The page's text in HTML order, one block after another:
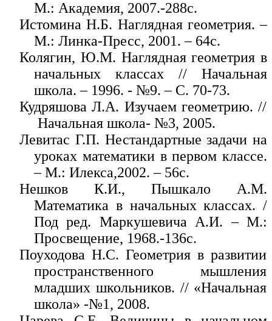
М.: Академия, 2007.-288с.
Истомина Н.Б. Наглядная геометрия. –
М.: Линка-Пресс, 2001. – 64с.
Колягин, Ю.М. Наглядная геометрия в
начальных классах // Начальная
школа. – 1996. - №9. – С. 70-73.
Кудряшова Л.А. Изучаем геометрию. //
Начальная школа- №3, 2005.
Левитас Г.П. Нестандартные задачи на
уроках математики в первом классе.
– М.: Илекса,2002. – 56с.
Нешков К.И., Пышкало А.М.
Математика в начальных классах. /
Под ред. Маркушевича А.И. – М.:
Просвещение, 1968.-136с.
Поуходова Н.С. Геометрия в развитии
пространственного мышления
младших школьников. // «Начальная
школа» -№1, 2008.